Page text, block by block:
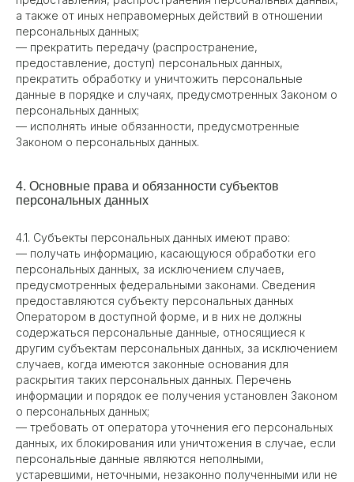
а также от иных неправомерных действий в отношении
персональных данных;
— прекратить передачу (распространение,
предоставление, доступ) персональных данных,
прекратить обработку и уничтожить персональные
данные в порядке и случаях, предусмотренных Законом о
персональных данных;
— исполнять иные обязанности, предусмотренные
Законом о персональных данных.
4. Основные права и обязанности субъектов
персональных данных
4.1. Субъекты персональных данных имеют право:
— получать информацию, касающуюся обработки его
персональных данных, за исключением случаев,
предусмотренных федеральными законами. Сведения
предоставляются субъекту персональных данных
Оператором в доступной форме, и в них не должны
содержаться персональные данные, относящиеся к
другим субъектам персональных данных, за исключением
случаев, когда имеются законные основания для
раскрытия таких персональных данных. Перечень
информации и порядок ее получения установлен Законом
о персональных данных;
— требовать от оператора уточнения его персональных
данных, их блокирования или уничтожения в случае, если
персональные данные являются неполными,
устаревшими, неточными, незаконно полученными или не